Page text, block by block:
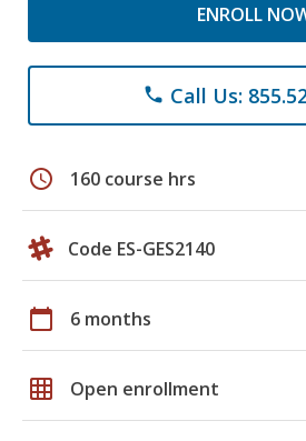
ENROLL
phone Call Us:
schedule 160 course hrs
Code ES-GES2140
calendar_today 6 months
grid_on Open enrollment